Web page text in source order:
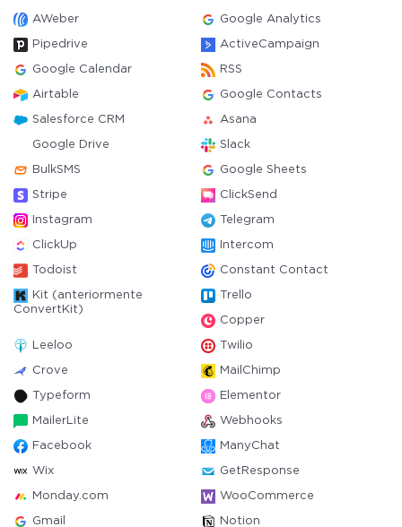
AWeber Google Analytics
Pipedrive ActiveCampaign
Google Calendar RSS
Airtable Google Contacts
Salesforce CRM Asana
Google Drive Slack
BulkSMS Google Sheets
Stripe ClickSend
Instagram Telegram
ClickUp Intercom
Todoist Constant Contact
Kit (anteriormente
ConvertKit)
Trello
Copper
Leeloo Twilio
Crove MailChimp
Typeform Elementor
MailerLite Webhooks
Facebook ManyChat
Wix GetResponse
Monday.com WooCommerce
Gmail Notion